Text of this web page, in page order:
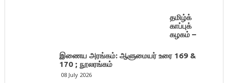
தமிழ்க்
காப்புக்
கழகம் –
இணைய அரங்கம்: ஆளுமையர் உரை 169 &
170 ; நூலரங்கம்
08 July 2026